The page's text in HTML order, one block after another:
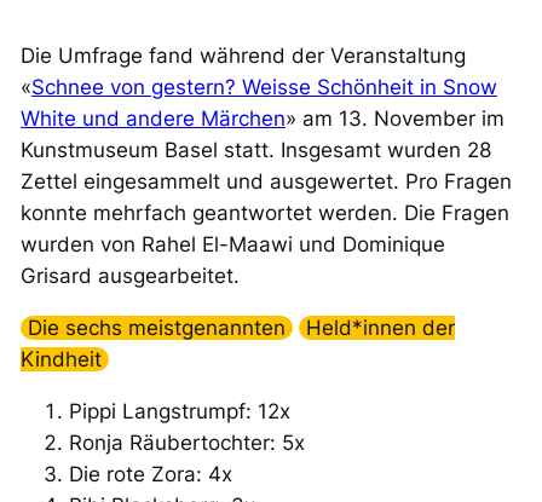
Die Umfrage fand während der Veranstaltung
«Schnee von gestern? Weisse Schönheit in Snow
White und andere Märchen» am 13. November im
Kunstmuseum Basel statt. Insgesamt wurden 28
Zettel eingesammelt und ausgewertet. Pro Fragen
konnte mehrfach geantwortet werden. Die Fragen
wurden von Rahel El-Maawi und Dominique
Grisard ausgearbeitet.
Die sechs meistgenannten
Held*innen der
Kindheit
Pippi Langstrumpf: 12x
Ronja Räubertochter: 5x
Die rote Zora: 4x